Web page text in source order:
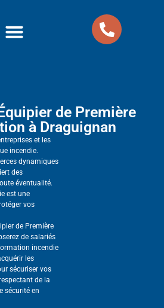
de Première
à Draguignan
et les
incendie.
dynamiques
des
éventualité.
est une
vos
de Première
de salariés
incendie
les
sécuriser vos
de la
sécurité en